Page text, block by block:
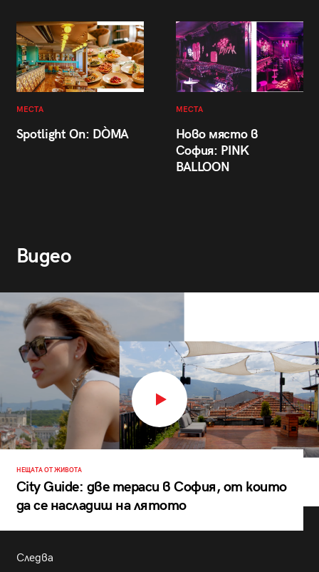
МЕСТА
Spotlight On: DÒMA
МЕСТА
Ново място в
София: PINK
BALLOON
Видео
НЕЩАТА ОТ ЖИВОТА
City Guide: две тераси в София, от които
да се насладиш на лятото
Следва